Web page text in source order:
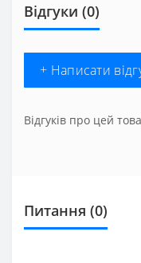
Відгуки (0)
+ Написати
Відгуків про цей
Питання (0)